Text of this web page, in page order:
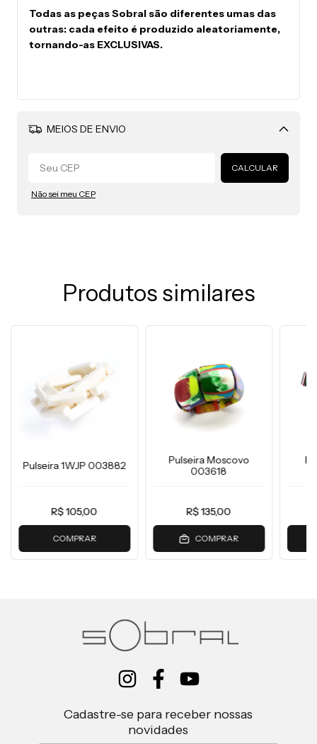
Todas as peças Sobral são diferentes umas das
outras: cada efeito é produzido aleatoriamente,
tornando-as EXCLUSIVAS.
MEIOS DE ENVIO
Alterar CEP
CALCULAR
Não sei meu CEP
Produtos similares
Pulseira 1WJP 003882
R$ 105,00
COMPRAR
Pulseira Moscovo
003618
R$ 135,00
COMPRAR
Cadastre-se para receber nossas
novidades